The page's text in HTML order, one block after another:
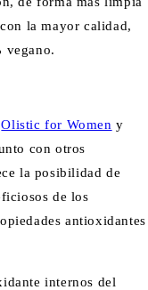
la mayor calidad,
vegano.
Olistic for Women y
con otros
la posibilidad de
de los
antioxidantes
internos del